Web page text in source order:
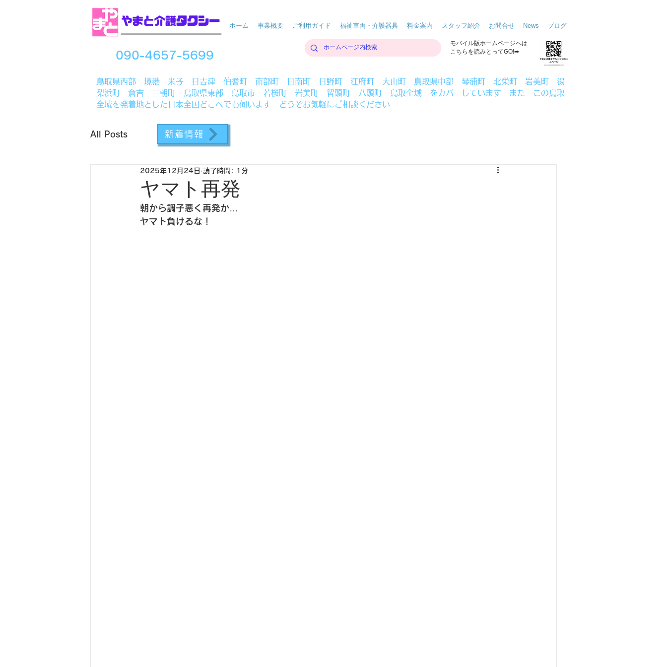
ホーム 事業概要 ご利用ガイド 福祉車両・介護器具 料金案内 スタッフ紹介 お問合せ News ブログ
090-4657-5699
​モバイル版ホームページへは
こちらを読みとってGO!➡
​鳥取県西部 境港 米子 日吉津 伯耆町 南部町 日南町 日野町 江府町 大山町 鳥取県中部 琴浦町 北栄町 岩美町 湯
梨浜町 倉吉 三朝町 鳥取県東部 鳥取市 若桜町 岩美町 智頭町 八頭町 鳥取全域 をカバーしています
また この鳥取
全域を発着地とした日本全国どこへでも伺います どうぞお気軽にご相談ください
All Posts
ヤマト再発
2025年12月24日 読了時間: 1分
朝から調子悪く再発か…
ヤマト負けるな！
新着情報